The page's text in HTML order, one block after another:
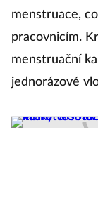
menstruace,
pracovnicím.
menstruační
jednorázové